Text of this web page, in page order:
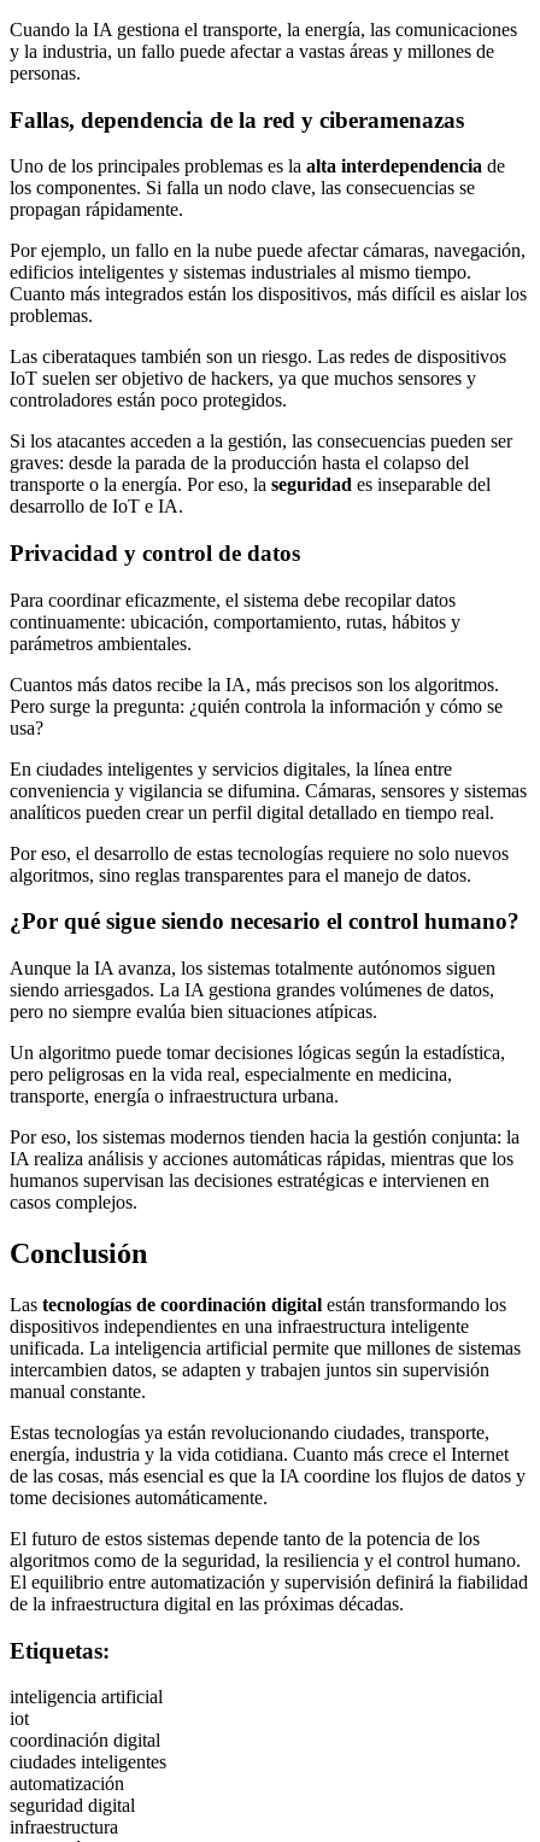
Cuando la IA gestiona el transporte, la energía, las comunicaciones
y la industria, un fallo puede afectar a vastas áreas y millones de
personas.
Fallas, dependencia de la red y ciberamenazas
Uno de los principales problemas es la alta interdependencia de
los componentes. Si falla un nodo clave, las consecuencias se
propagan rápidamente.
Por ejemplo, un fallo en la nube puede afectar cámaras, navegación,
edificios inteligentes y sistemas industriales al mismo tiempo.
Cuanto más integrados están los dispositivos, más difícil es aislar los
problemas.
Las ciberataques también son un riesgo. Las redes de dispositivos
IoT suelen ser objetivo de hackers, ya que muchos sensores y
controladores están poco protegidos.
Si los atacantes acceden a la gestión, las consecuencias pueden ser
graves: desde la parada de la producción hasta el colapso del
transporte o la energía. Por eso, la seguridad es inseparable del
desarrollo de IoT e IA.
Privacidad y control de datos
Para coordinar eficazmente, el sistema debe recopilar datos
continuamente: ubicación, comportamiento, rutas, hábitos y
parámetros ambientales.
Cuantos más datos recibe la IA, más precisos son los algoritmos.
Pero surge la pregunta: ¿quién controla la información y cómo se
usa?
En ciudades inteligentes y servicios digitales, la línea entre
conveniencia y vigilancia se difumina. Cámaras, sensores y sistemas
analíticos pueden crear un perfil digital detallado en tiempo real.
Por eso, el desarrollo de estas tecnologías requiere no solo nuevos
algoritmos, sino reglas transparentes para el manejo de datos.
¿Por qué sigue siendo necesario el control humano?
Aunque la IA avanza, los sistemas totalmente autónomos siguen
siendo arriesgados. La IA gestiona grandes volúmenes de datos,
pero no siempre evalúa bien situaciones atípicas.
Un algoritmo puede tomar decisiones lógicas según la estadística,
pero peligrosas en la vida real, especialmente en medicina,
transporte, energía o infraestructura urbana.
Por eso, los sistemas modernos tienden hacia la gestión conjunta: la
IA realiza análisis y acciones automáticas rápidas, mientras que los
humanos supervisan las decisiones estratégicas e intervienen en
casos complejos.
Conclusión
Las tecnologías de coordinación digital están transformando los
dispositivos independientes en una infraestructura inteligente
unificada. La inteligencia artificial permite que millones de sistemas
intercambien datos, se adapten y trabajen juntos sin supervisión
manual constante.
Estas tecnologías ya están revolucionando ciudades, transporte,
energía, industria y la vida cotidiana. Cuanto más crece el Internet
de las cosas, más esencial es que la IA coordine los flujos de datos y
tome decisiones automáticamente.
El futuro de estos sistemas depende tanto de la potencia de los
algoritmos como de la seguridad, la resiliencia y el control humano.
El equilibrio entre automatización y supervisión definirá la fiabilidad
de la infraestructura digital en las próximas décadas.
Etiquetas:
inteligencia artificial
iot
coordinación digital
ciudades inteligentes
automatización
seguridad digital
infraestructura